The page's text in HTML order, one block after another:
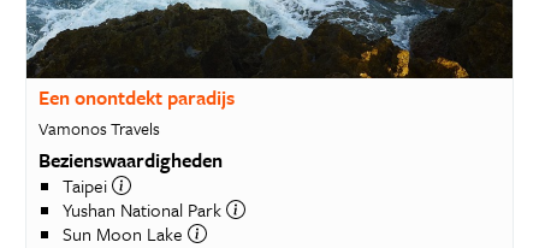
Een onontdekt paradijs
Vamonos Travels
Bezienswaardigheden
Taipei
Yushan National Park
Sun Moon Lake